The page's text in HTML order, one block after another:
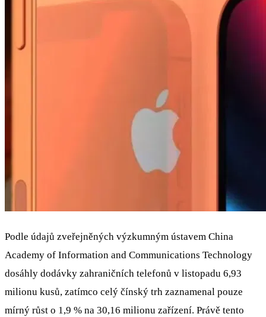
Podle údajů zveřejněných výzkumným ústavem China
Academy of Information and Communications Technology
dosáhly dodávky zahraničních telefonů v listopadu 6,93
milionu kusů, zatímco celý čínský trh zaznamenal pouze
mírný růst o 1,9 % na 30,16 milionu zařízení. Právě tento